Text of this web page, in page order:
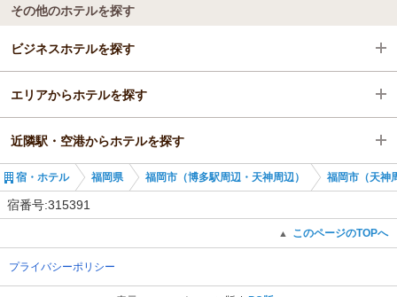
その他のホテルを探す
ビジネスホテルを探す
福岡県
福岡市（博多駅周辺・天神周辺）
福岡市（天神周辺・百道浜）
エリアからホテルを探す
福岡県
福岡市（博多駅周辺・天神周辺）
近隣駅・空港からホテルを探す
筑前前原駅
宿・ホテル 福岡県 福岡市（博多駅周辺・天神周辺） 福岡市（天神
宿番号:315391
▲ このページのTOPへ
プライバシーポリシー